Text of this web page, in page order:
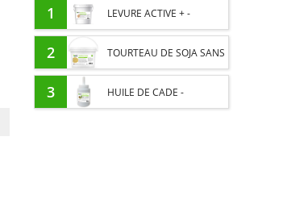
1 LEVURE ACTIVE + -
PROBIOTIQUE CHEVAL -
FLORE INTESTINALE ET
DIGESTION
2 TOURTEAU DE SOJA SANS
OGM - APPORT EN
3 HUILE DE CADE -